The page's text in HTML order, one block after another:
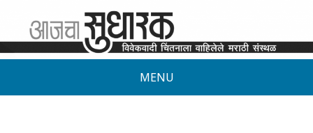
MENU